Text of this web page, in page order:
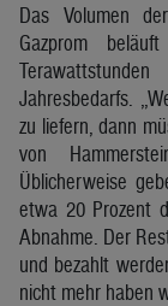
Das Volumen
Gazprom
Jahresbedarfs.
zu liefern, dann
von
Üblicherweise
etwa 20 Prozent
Abnahme. Der
und bezahlt
nicht mehr haben